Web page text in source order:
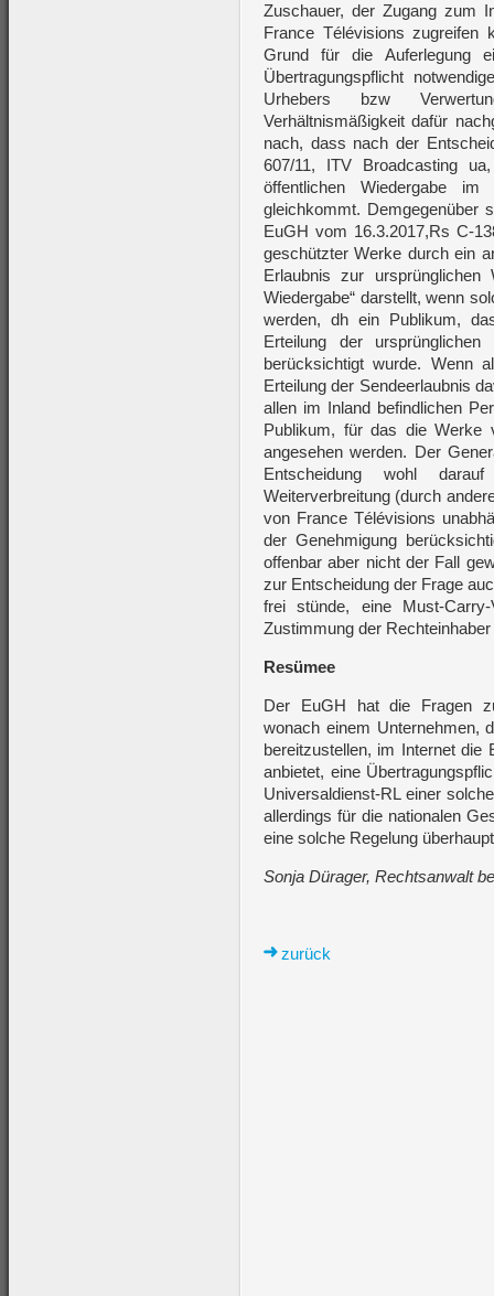
Zuschauer, der Zugang zum
France Télévisions zugreifen
Grund für die Auferlegung
Übertragungspflicht
Urhebers bzw
Verhältnismäßigkeit dafür
nach, dass nach der
607/11, ITV Broadcasting
öffentlichen Wiedergabe
gleichkommt. Demgegenüber
EuGH vom 16.3.2017,Rs C-
geschützter Werke durch ein
Erlaubnis zur ursprünglichen
Wiedergabe“ darstellt, wenn
werden, dh ein Publikum,
Erteilung der
berücksichtigt wurde. Wenn
Erteilung der Sendeerlaubnis
allen im Inland befindlichen
Publikum, für das die Werke
angesehen werden. Der
Entscheidung wohl
Weiterverbreitung (durch
von France Télévisions
der Genehmigung
offenbar aber nicht der Fall
zur Entscheidung der Frage
frei stünde, eine Must-
Zustimmung der
Resümee
Der EuGH hat die Fragen
wonach einem Unternehmen,
bereitzustellen, im Internet die
anbietet, eine
Universaldienst-RL einer
allerdings für die nationalen
eine solche Regelung
Sonja Dürager, Rechtsanwalt
zurück